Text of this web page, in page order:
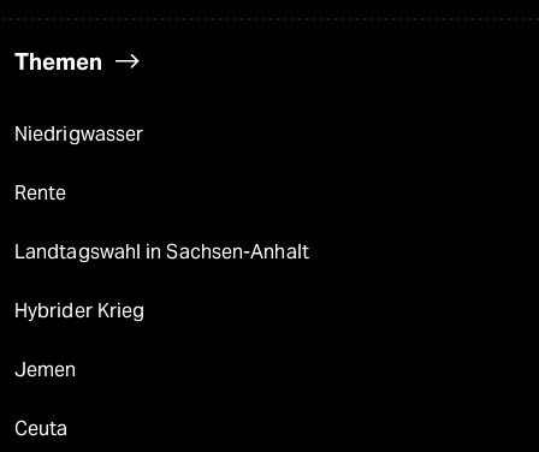
Themen
Niedrigwasser
Rente
Landtagswahl in Sachsen-Anhalt
Hybrider Krieg
Jemen
Ceuta